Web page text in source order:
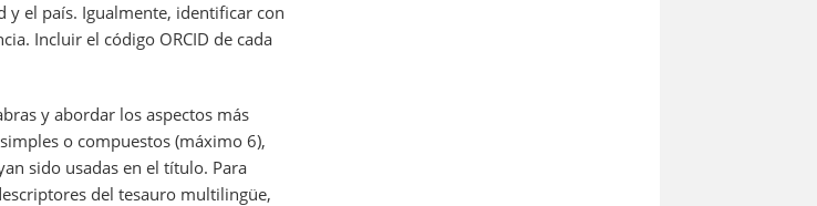
y el país. Igualmente, identificar con
Incluir el código ORCID de cada
y abordar los aspectos más
o compuestos (máximo 6),
sido usadas en el título. Para
del tesauro multilingüe,